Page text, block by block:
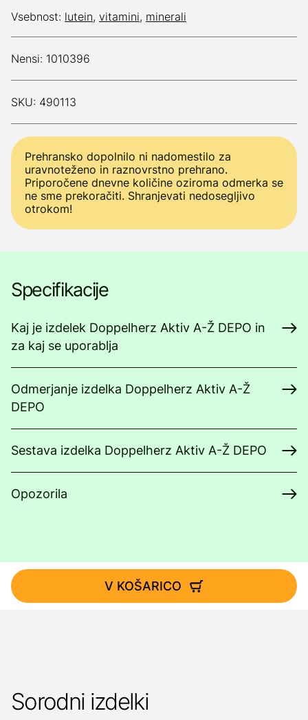
Vsebnost: lutein, vitamini, minerali
Nensi: 1010396
SKU: 490113
Prehransko dopolnilo ni nadomestilo za
uravnoteženo in raznovrstno prehrano.
Priporočene dnevne količine oziroma odmerka se
ne sme prekoračiti. Shranjevati nedosegljivo
otrokom!
Specifikacije
Kaj je izdelek Doppelherz Aktiv A-Ž DEPO in
za kaj se uporablja
Odmerjanje izdelka Doppelherz Aktiv A-Ž
DEPO
Sestava izdelka Doppelherz Aktiv A-Ž DEPO
Opozorila
V KOŠARICO
Sorodni izdelki